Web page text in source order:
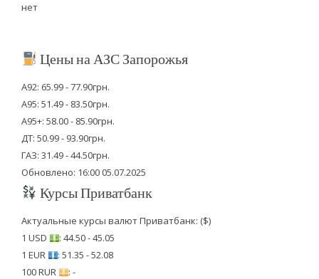
нет
Цены на АЗС Запорожья
А92: 65.99 - 77.90грн.
А95: 51.49 - 83.50грн.
А95+: 58.00 - 85.90грн.
ДТ: 50.99 - 93.90грн.
ГАЗ: 31.49 - 44.50грн.
Обновлено: 16:00 05.07.2025
Курсы Приватбанк
Актуальные курсы валют Приватбанк: ($)
1 USD
: 44.50 - 45.05
1 EUR
: 51.35 - 52.08
100 RUR
: -